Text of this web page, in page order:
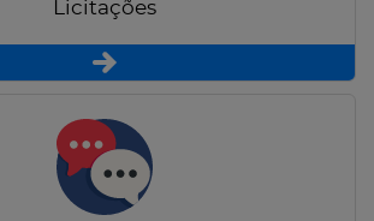
Licitações